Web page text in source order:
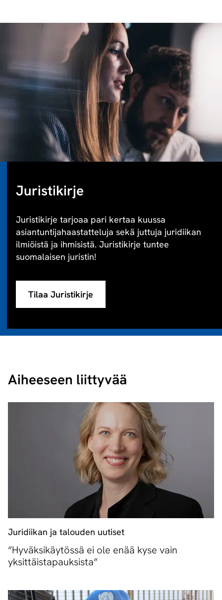
Juristikirje
Juristikirje tarjoaa pari kertaa kuussa
asiantuntijahaastatteluja sekä juttuja juridiikan
ilmiöistä ja ihmisistä. Juristikirje tuntee
suomalaisen juristin!
Tilaa Juristikirje
Aiheeseen liittyvää
Juridiikan ja talouden uutiset
”Hyväksikäytössä ei ole enää kyse vain
yksittäistapauksista”